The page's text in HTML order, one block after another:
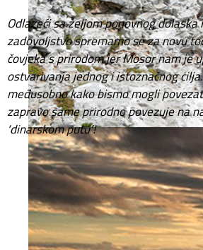
Odlazeći sa željom ponovnog
zadovoljstvo spremamo se za novu
čovjeka s prirodom jer Mosor nam je
ostvarivanja jednog i istoznačnog
međusobno kako bismo mogli
zapravo same prirodno povezuje na
‘dinarskom putu’!
What's up on Via
ViaDinarica |